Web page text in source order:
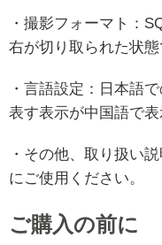
・撮影フォーマト：
右が切り取られた状態
・言語設定：日本語
表す表示が中国語で表
・その他、取り扱い
にご使用ください。
ご購入の前に